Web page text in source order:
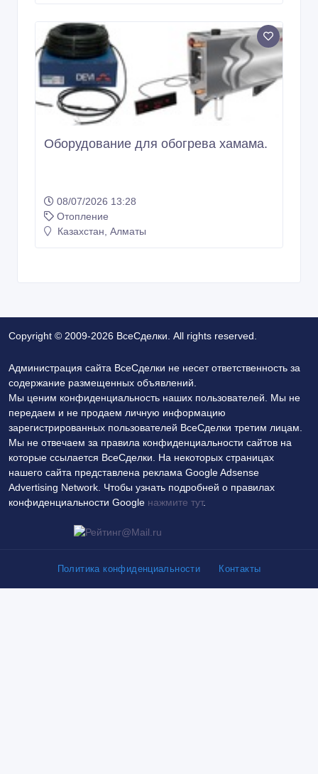
Оборудование для обогрева хамама.
08/07/2026 13:28
Отопление
Казахстан, Алматы
Copyright © 2009-2026 ВсеСделки. All rights reserved.
Администрация сайта ВсеСделки не несет ответственность за
содержание размещенных объявлений.
Мы ценим конфиденциальность наших пользователей. Мы не
передаем и не продаем личную информацию
зарегистрированных пользователей ВсеСделки третим лицам.
Мы не отвечаем за правила конфиденциальности сайтов на
которые ссылается ВсеСделки. На некоторых страницах
нашего сайта представлена реклама Google Adsense
Advertising Network. Чтобы узнать подробней о правилах
конфиденциальности Google нажмите тут.
Политика конфиденциальности Контакты